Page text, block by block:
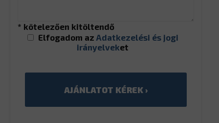
* kötelezően kitöltendő
Elfogadom az Adatkezelési és jogi
irányelveket